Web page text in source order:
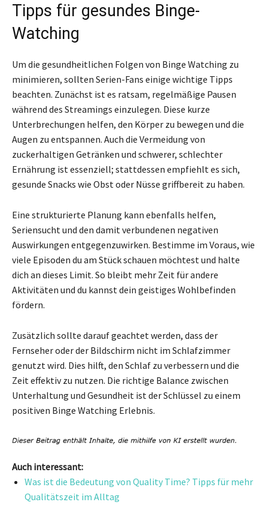
Tipps für gesundes Binge-
Watching
Um die gesundheitlichen Folgen von Binge Watching zu
minimieren, sollten Serien-Fans einige wichtige Tipps
beachten. Zunächst ist es ratsam, regelmäßige Pausen
während des Streamings einzulegen. Diese kurze
Unterbrechungen helfen, den Körper zu bewegen und die
Augen zu entspannen. Auch die Vermeidung von
zuckerhaltigen Getränken und schwerer, schlechter
Ernährung ist essenziell; stattdessen empfiehlt es sich,
gesunde Snacks wie Obst oder Nüsse griffbereit zu haben.
Eine strukturierte Planung kann ebenfalls helfen,
Seriensucht und den damit verbundenen negativen
Auswirkungen entgegenzuwirken. Bestimme im Voraus, wie
viele Episoden du am Stück schauen möchtest und halte
dich an dieses Limit. So bleibt mehr Zeit für andere
Aktivitäten und du kannst dein geistiges Wohlbefinden
fördern.
Zusätzlich sollte darauf geachtet werden, dass der
Fernseher oder der Bildschirm nicht im Schlafzimmer
genutzt wird. Dies hilft, den Schlaf zu verbessern und die
Zeit effektiv zu nutzen. Die richtige Balance zwischen
Unterhaltung und Gesundheit ist der Schlüssel zu einem
positiven Binge Watching Erlebnis.
Auch interessant:
Was ist die Bedeutung von Quality Time? Tipps für mehr
Qualitätszeit im Alltag